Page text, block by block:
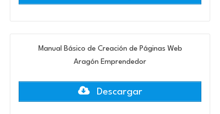
Manual Básico de Creación de Páginas Web
Aragón Emprendedor
Descargar